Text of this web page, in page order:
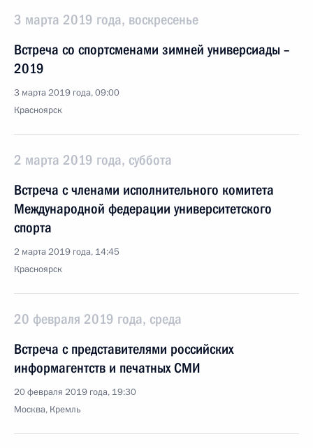
3 марта 2019 года, воскресенье
Встреча со спортсменами зимней универсиады –
2019
3 марта 2019 года, 09:00
Красноярск
2 марта 2019 года, суббота
Встреча с членами исполнительного комитета
Международной федерации университетского
спорта
2 марта 2019 года, 14:45
Красноярск
20 февраля 2019 года, среда
Встреча с представителями российских
информагентств и печатных СМИ
20 февраля 2019 года, 19:30
Москва, Кремль